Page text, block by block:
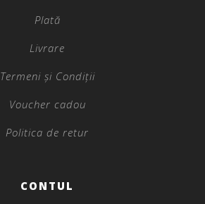
Plată
Livrare
Termeni și Condiții
Voucher cadou
Politica de retur
CONTUL